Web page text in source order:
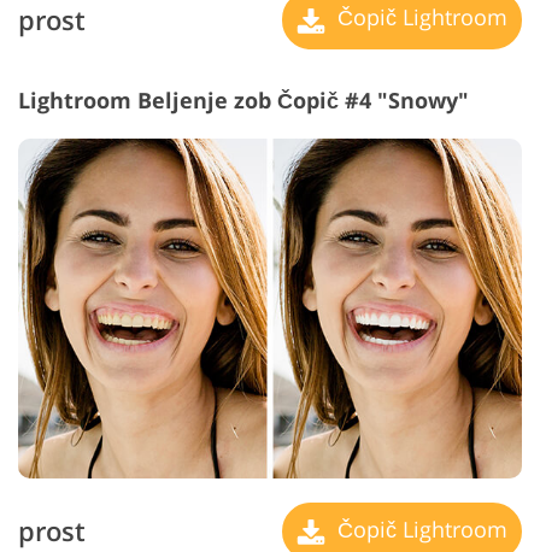
prost Čopič Lightroom
Lightroom Beljenje zob Čopič #4 "Snowy"
prost Čopič Lightroom